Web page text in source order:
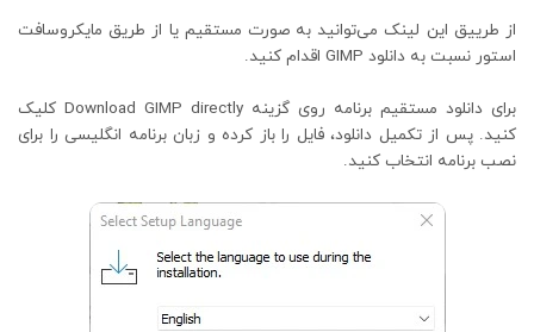
از طرییق این لینک می‌توانید به صورت مستقیم یا از طریق مایکروسافت
استور نسبت به دانلود GIMP اقدام کنید.
برای دانلود مستقیم برنامه روی گزینه Download GIMP directly کلیک
کنید. پس از تکمیل دانلود، فایل را باز کرده و زبان برنامه انگلیسی را برای
نصب برنامه انتخاب کنید.